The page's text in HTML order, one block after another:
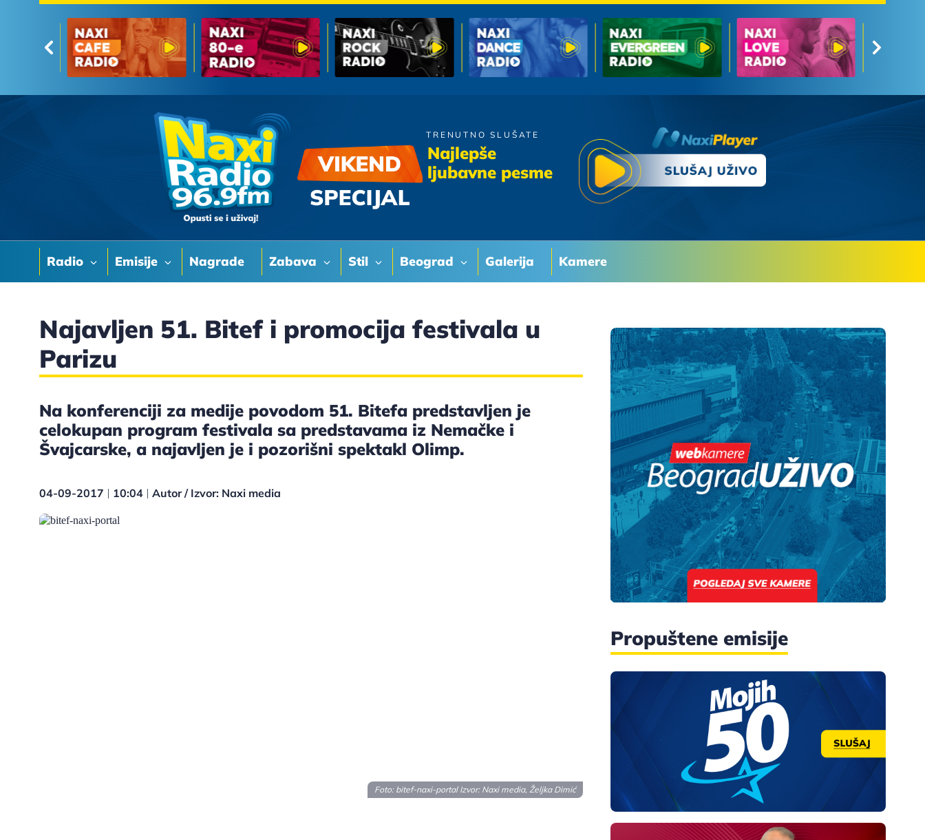
Radio Emisije Nagrade Zabava Stil Beograd Galerija Kamere
TRENUTNO SLUŠATE
Najlepše
ljubavne pesme
Najavljen 51. Bitef i promocija festivala u
Parizu
Na konferenciji za medije povodom 51. Bitefa predstavljen je
celokupan program festivala sa predstavama iz Nemačke i
Švajcarske, a najavljen je i pozorišni spektakl Olimp.
04-09-2017 10:04 Autor / Izvor: Naxi media
Foto: bitef-naxi-portal Izvor: Naxi media, Željka Dimić
Propuštene emisije